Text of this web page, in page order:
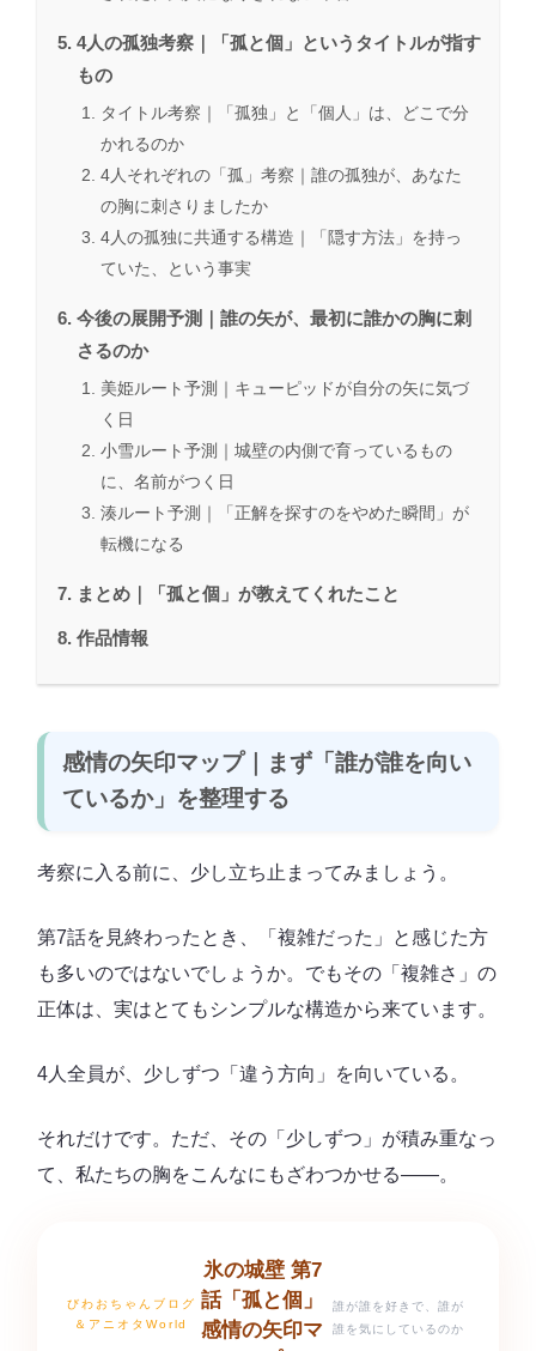
4人の孤独考察｜「孤と個」というタイトルが指す
もの
タイトル考察｜「孤独」と「個人」は、どこで分
かれるのか
4人それぞれの「孤」考察｜誰の孤独が、あなた
の胸に刺さりましたか
4人の孤独に共通する構造｜「隠す方法」を持っ
ていた、という事実
今後の展開予測｜誰の矢が、最初に誰かの胸に刺
さるのか
美姫ルート予測｜キューピッドが自分の矢に気づ
く日
小雪ルート予測｜城壁の内側で育っているもの
に、名前がつく日
湊ルート予測｜「正解を探すのをやめた瞬間」が
転機になる
まとめ｜「孤と個」が教えてくれたこと
作品情報
感情の矢印マップ｜まず「誰が誰を向い
ているか」を整理する
考察に入る前に、少し立ち止まってみましょう。
第7話を見終わったとき、「複雑だった」と感じた方
も多いのではないでしょうか。でもその「複雑さ」の
正体は、実はとてもシンプルな構造から来ています。
4人全員が、少しずつ「違う方向」を向いている。
それだけです。ただ、その「少しずつ」が積み重なっ
て、私たちの胸をこんなにもざわつかせる――。
びわおちゃんブログ
＆アニオタWorld
氷の城壁 第7
話「孤と個」
感情の矢印マ
誰が誰を好きで、誰が
誰を気にしているのか